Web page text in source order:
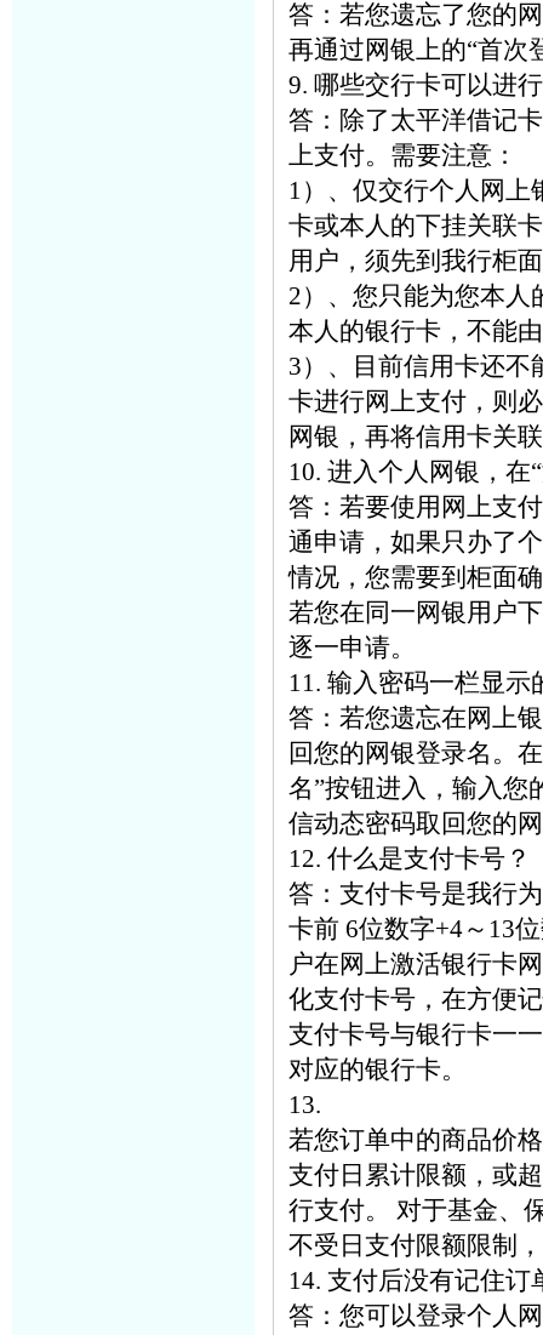
答：若您遗忘了您的
再通过网银上的“首次
9. 哪些交行卡可以进
答：除了太平洋借记
上支付。需要注意：
1）、仅交行个人网
卡或本人的下挂关联
用户，须先到我行柜
2）、您只能为您本
本人的银行卡，不能
3）、目前信用卡还
卡进行网上支付，则
网银，再将信用卡关
10. 进入个人网银，
答：若要使用网上支
通申请，如果只办了
情况，您需要到柜面
若您在同一网银用户
逐一申请。
11. 输入密码一栏显
答：若您遗忘在网上
回您的网银登录名。
名”按钮进入，输入您
信动态密码取回您的
12. 什么是支付卡号？
答：支付卡号是我行
卡前 6位数字+4～13
户在网上激活银行卡
化支付卡号，在方便
支付卡号与银行卡一
对应的银行卡。
13.
若您订单中的商品价
支付日累计限额，或
行支付。 对于基金、
不受日支付限额限制
14. 支付后没有记住
答：您可以登录个人